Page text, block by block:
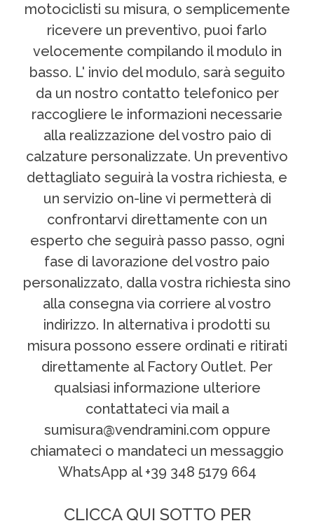
motociclisti su misura, o semplicemente
ricevere un preventivo, puoi farlo
velocemente compilando il modulo in
basso. L' invio del modulo, sarà seguito
da un nostro contatto telefonico per
raccogliere le informazioni necessarie
alla realizzazione del vostro paio di
calzature personalizzate. Un preventivo
dettagliato seguirà la vostra richiesta, e
un servizio on-line vi permetterà di
confrontarvi direttamente con un
esperto che seguirà passo passo, ogni
fase di lavorazione del vostro paio
personalizzato, dalla vostra richiesta sino
alla consegna via corriere al vostro
indirizzo. In alternativa i prodotti su
misura possono essere ordinati e ritirati
direttamente al Factory Outlet. Per
qualsiasi informazione ulteriore
contattateci via mail a
sumisura@vendramini.com oppure
chiamateci o mandateci un messaggio
WhatsApp al +39 348 5179 664
CLICCA QUI SOTTO PER